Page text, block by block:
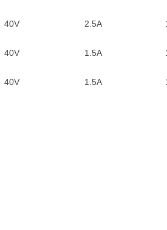
40V 2.5A
40V 1.5A
40V 1.5A